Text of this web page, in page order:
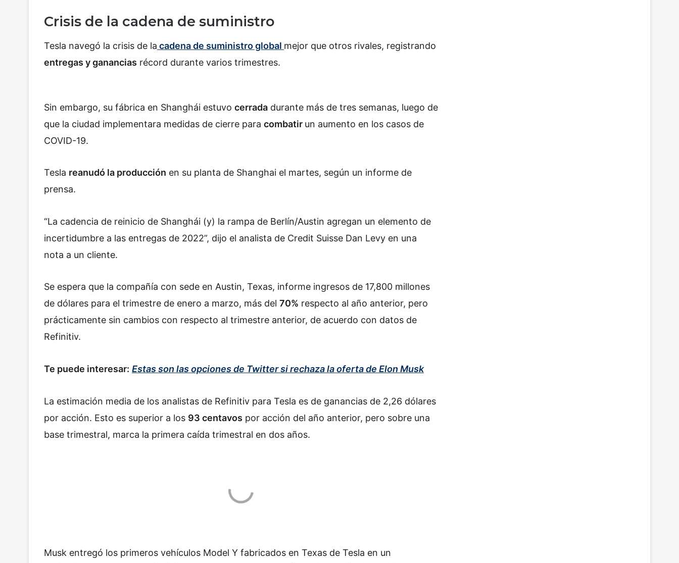
Crisis de la cadena de suministro
Tesla navegó la crisis de la cadena de suministro global mejor que otros rivales, registrando
entregas y ganancias récord durante varios trimestres.
Sin embargo, su fábrica en Shanghái estuvo cerrada durante más de tres semanas, luego de
que la ciudad implementara medidas de cierre para combatir un aumento en los casos de
COVID-19.
Tesla reanudó la producción en su planta de Shanghai el martes, según un informe de
prensa.
“La cadencia de reinicio de Shanghái (y) la rampa de Berlín/Austin agregan un elemento de
incertidumbre a las entregas de 2022”, dijo el analista de Credit Suisse Dan Levy en una
nota a un cliente.
Se espera que la compañía con sede en Austin, Texas, informe ingresos de 17,800 millones
de dólares para el trimestre de enero a marzo, más del 70% respecto al año anterior, pero
prácticamente sin cambios con respecto al trimestre anterior, de acuerdo con datos de
Refinitiv.
Te puede interesar: Estas son las opciones de Twitter si rechaza la oferta de Elon Musk
La estimación media de los analistas de Refinitiv para Tesla es de ganancias de 2,26 dólares
por acción. Esto es superior a los 93 centavos por acción del año anterior, pero sobre una
base trimestral, marca la primera caída trimestral en dos años.
Musk entregó los primeros vehículos Model Y fabricados en Texas de Tesla en un